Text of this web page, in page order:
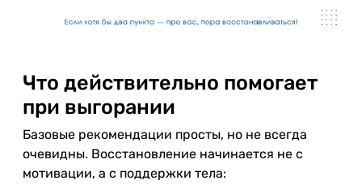
Что действительно помогает
при выгорании
Базовые рекомендации просты, но не всегда
очевидны. Восстановление начинается не с
мотивации, а с поддержки тела: